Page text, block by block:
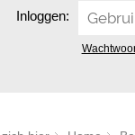
Inloggen: